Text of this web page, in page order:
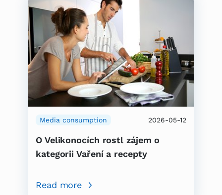
Media consumption 2026-05-12
O Velikonocích rostl zájem o
kategorii Vaření a recepty
Read more